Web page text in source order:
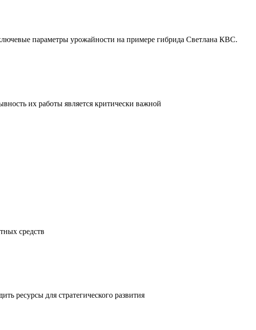
параметры урожайности на примере гибрида Светлана КВС.
их работы является критически важной
средств
ресурсы для стратегического развития